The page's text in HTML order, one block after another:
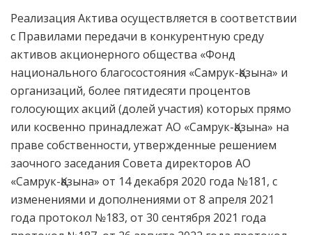
Реализация Актива осуществляется в соответствии
с Правилами передачи в конкурентную среду
активов акционерного общества «Фонд
национального благосостояния «Самрук-Қазына» и
организаций, более пятидесяти процентов
голосующих акций (долей участия) которых прямо
или косвенно принадлежат АО «Самрук-Қазына» на
праве собственности, утвержденные решением
заочного заседания Совета директоров АО
«Самрук-Қазына» от 14 декабря 2020 года №181, с
изменениями и дополнениями от 8 апреля 2021
года протокол №183, от 30 сентября 2021 года